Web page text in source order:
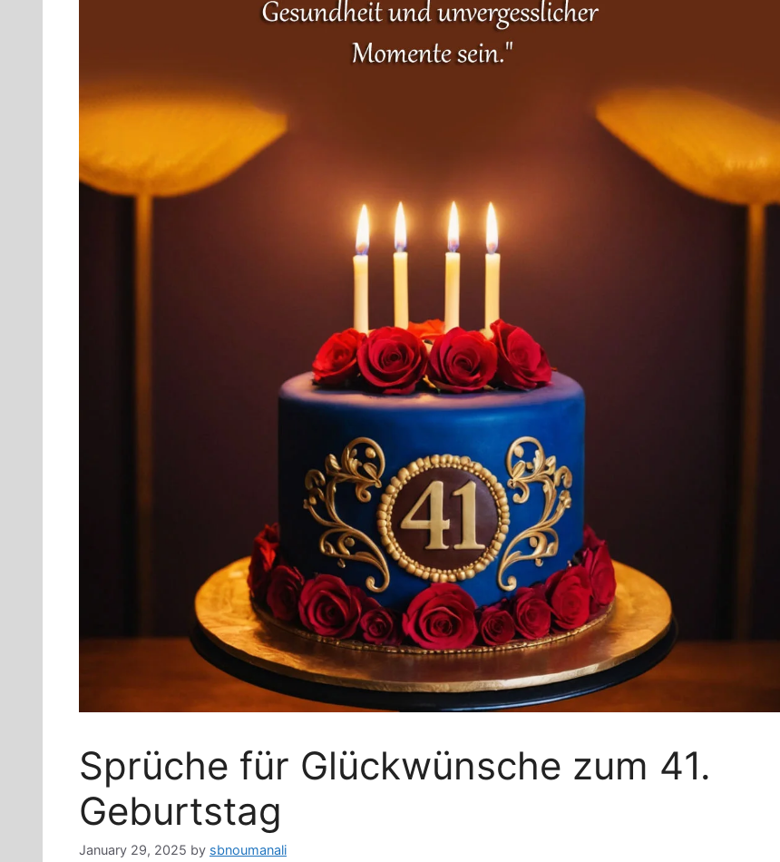
Sprüche für Glückwünsche zum 41.
Geburtstag
January 29, 2025 by sbnoumanali